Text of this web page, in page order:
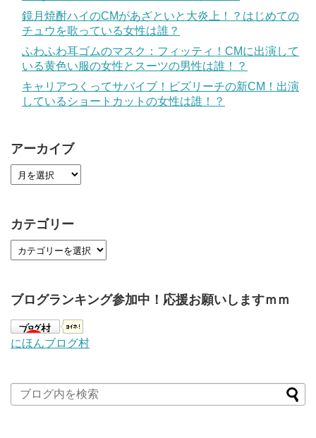
鏡月焼酎ハイのCMがあざといと大炎上！？はじめての
チュウを歌っている女性は誰？
ふわふわ耳ゴムのマスク：フィッティ！CMに出演して
いる黄色い服の女性とスーツの男性は誰！？
キャリアつくってサバイブ！ビズリーチの新CM！出演
しているショートカットの女性は誰！？
アーカイブ
カテゴリー
ブログランキング参加中！応援お願いしますｍｍ
にほんブログ村